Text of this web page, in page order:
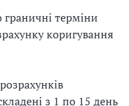
граничні терміни
коригування
з 1 по 15 день